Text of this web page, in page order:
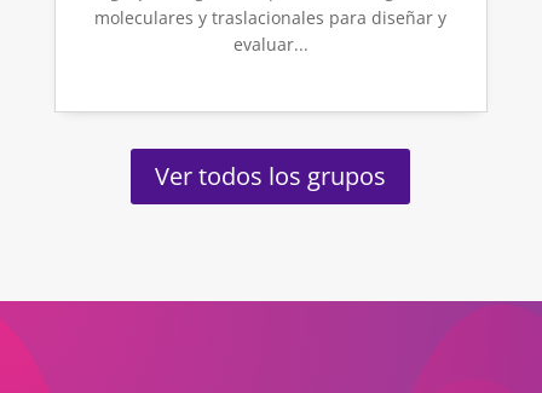
moleculares y traslacionales para diseñar y
evaluar...
Ver todos los grupos